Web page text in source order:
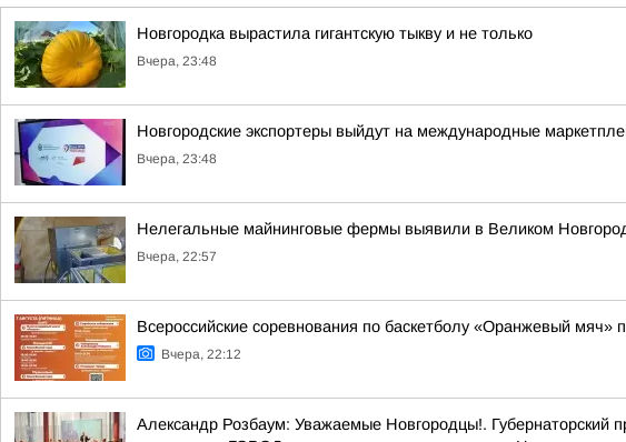
Новгородка вырастила гигантскую тыкву и не только
Вчера, 23:48
Новгородские экспортеры выйдут на международные
Вчера, 23:48
Нелегальные майнинговые фермы выявили в Великом
Вчера, 22:57
Всероссийские соревнования по баскетболу «Оранжевый мяч»
Вчера, 22:12
Александр Розбаум: Уважаемые Новгородцы!. Губернаторский